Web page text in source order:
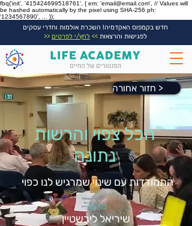
fbq('init', '415424699518761', { em: 'email@email.com', // Values will
be hashed automatically by the pixel using SHA-256 ph:
'1234567890', ... });
חדש בקמפוס האקדמיה! השכרת אולמות וחדרי עסקים
לפגישות והרצאות >> לחץ/י לפרטים <<
חזור אחורה >
הכל צפוי והרשות
נתונה
התמודדות עם שינוי שמרגיש לנו כפוי
מרצה:
שיריאל ליבשטיין